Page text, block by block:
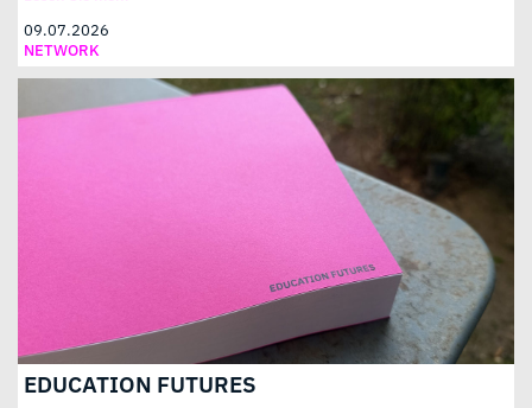
09.07.2026
NETWORK
EDUCATION FUTURES